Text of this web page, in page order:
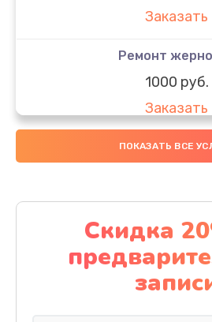
Заказать
Ремонт
1000 руб.
Заказать
Замена
Заказать
Замена
1250 руб.
Заказать
ПОКАЗАТЬ ВСЕ
Скидка